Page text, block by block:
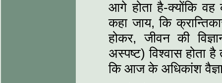
आगे होता है-क्योंकि वह
कहा जाय, कि
होकर, जीवन की
अस्पष्ट) विश्वास होता
कि आज के अधिकांश